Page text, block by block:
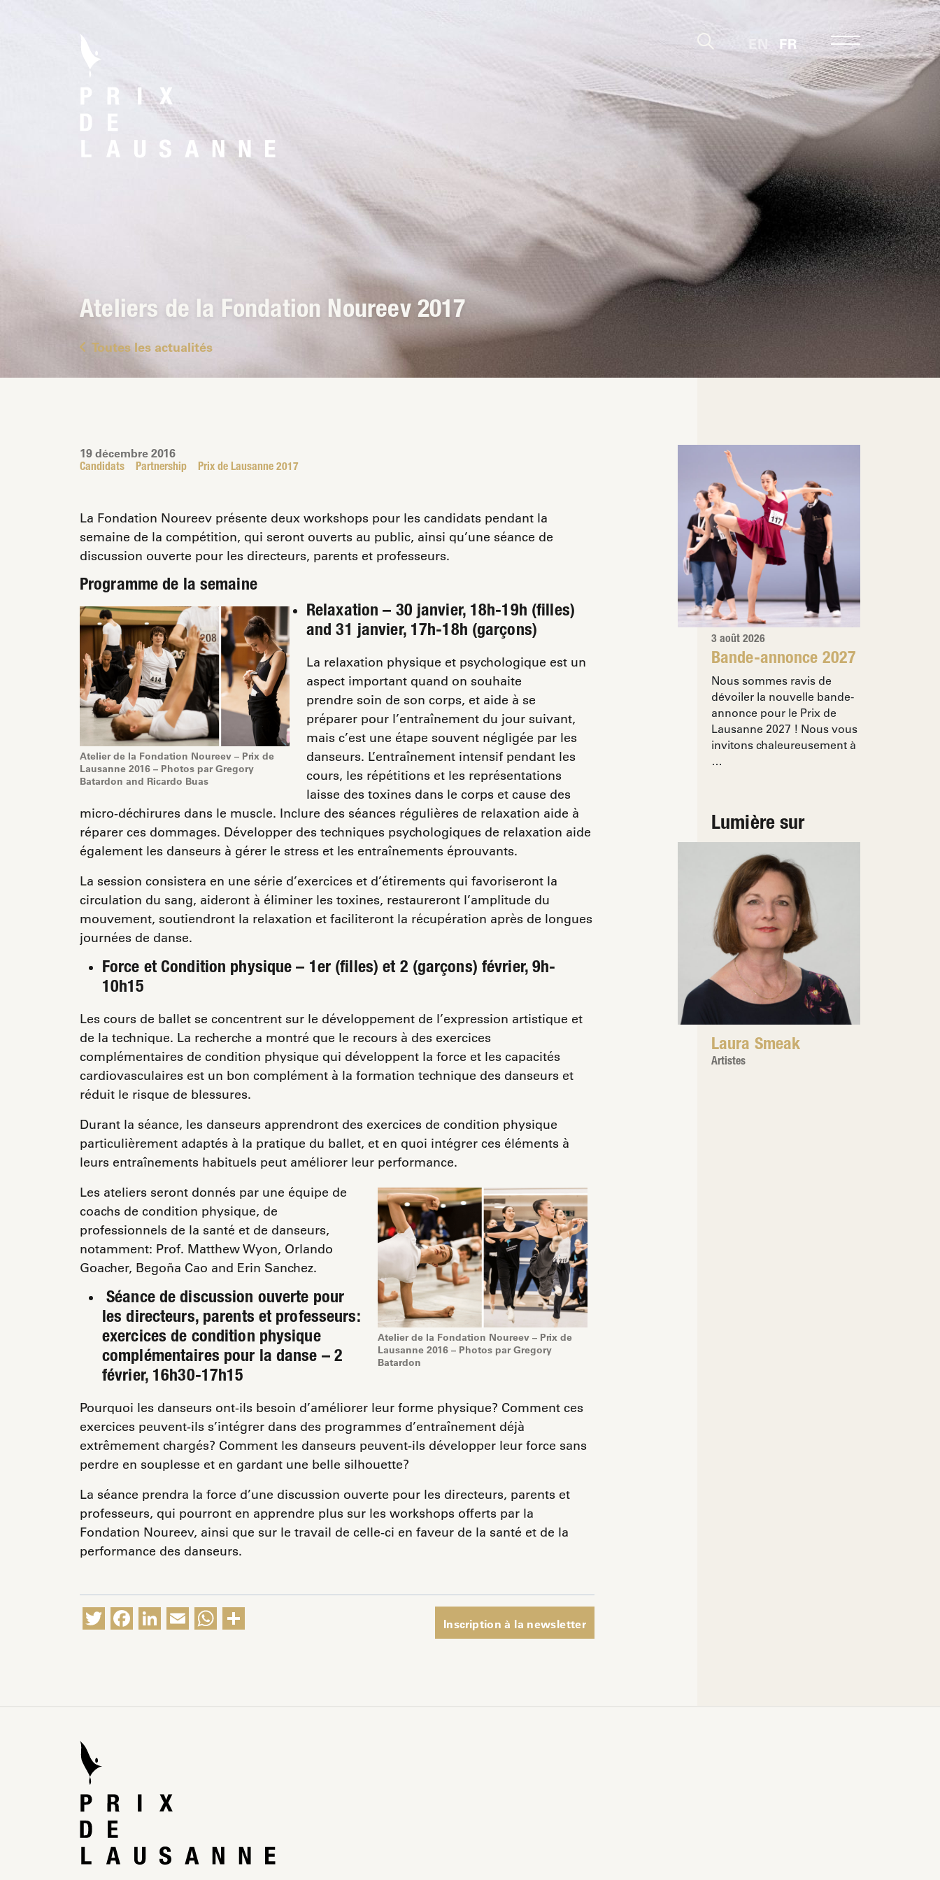
EN FR
Ateliers de la Fondation Noureev 2017
Toutes les actualités
19 décembre 2016
Candidats Partnership Prix de Lausanne 2017
La Fondation Noureev présente deux workshops pour les candidats pendant la
semaine de la compétition, qui seront ouverts au public, ainsi qu’une séance de
discussion ouverte pour les directeurs, parents et professeurs.
Programme de la semaine
Atelier de la Fondation Noureev – Prix de
Lausanne 2016 – Photos par Gregory
Batardon and Ricardo Buas
Relaxation – 30 janvier, 18h-19h (filles)
and 31 janvier, 17h-18h (garçons)
La relaxation physique et psychologique est un
aspect important quand on souhaite
prendre soin de son corps, et aide à se
préparer pour l’entraînement du jour suivant,
mais c’est une étape souvent négligée par les
danseurs. L’entraînement intensif pendant les
cours, les répétitions et les représentations
laisse des toxines dans le corps et cause des
micro-déchirures dans le muscle. Inclure des séances régulières de relaxation aide à
réparer ces dommages. Développer des techniques psychologiques de relaxation aide
également les danseurs à gérer le stress et les entraînements éprouvants.
La session consistera en une série d’exercices et d’étirements qui favoriseront la
circulation du sang, aideront à éliminer les toxines, restaureront l’amplitude du
mouvement, soutiendront la relaxation et faciliteront la récupération après de longues
journées de danse.
Force et Condition physique – 1er (filles) et 2 (garçons) février, 9h-
10h15
Les cours de ballet se concentrent sur le développement de l’expression artistique et
de la technique. La recherche a montré que le recours à des exercices
complémentaires de condition physique qui développent la force et les capacités
cardiovasculaires est un bon complément à la formation technique des danseurs et
réduit le risque de blessures.
Durant la séance, les danseurs apprendront des exercices de condition physique
particulièrement adaptés à la pratique du ballet, et en quoi intégrer ces éléments à
leurs entraînements habituels peut améliorer leur performance.
Atelier de la Fondation Noureev – Prix de
Lausanne 2016 – Photos par Gregory
Batardon
Les ateliers seront donnés par une équipe de
coachs de condition physique, de
professionnels de la santé et de danseurs,
notamment: Prof. Matthew Wyon, Orlando
Goacher, Begoña Cao and Erin Sanchez.
Séance de discussion ouverte pour
les directeurs, parents et professeurs:
exercices de condition physique
complémentaires pour la danse – 2
février, 16h30-17h15
Pourquoi les danseurs ont-ils besoin d’améliorer leur forme physique? Comment ces
exercices peuvent-ils s’intégrer dans des programmes d’entraînement déjà
extrêmement chargés? Comment les danseurs peuvent-ils développer leur force sans
perdre en souplesse et en gardant une belle silhouette?
La séance prendra la force d’une discussion ouverte pour les directeurs, parents et
professeurs, qui pourront en apprendre plus sur les workshops offerts par la
Fondation Noureev, ainsi que sur le travail de celle-ci en faveur de la santé et de la
performance des danseurs.
Twitter
Facebook
LinkedIn
EmailWhatsApp Inscription à la newsletter
3 août 2026
Bande-annonce 2027
Nous sommes ravis de
dévoiler la nouvelle bande-
annonce pour le Prix de
Lausanne 2027 ! Nous vous
invitons chaleureusement à
…
Lumière sur
Laura Smeak
Artistes